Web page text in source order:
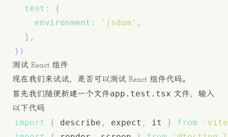
test :
{
environment : 'jsdom' ,
} ,
} )
测试 React 组件
现在我们来试试，是否可以测试 React 组件代码。
首先我们随便新建一个文件app.test.tsx 文件，输入
以下代码
import { describe , expect , it } from